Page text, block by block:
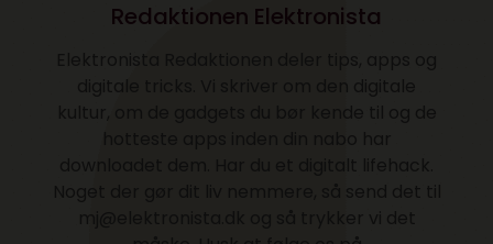
Redaktionen Elektronista